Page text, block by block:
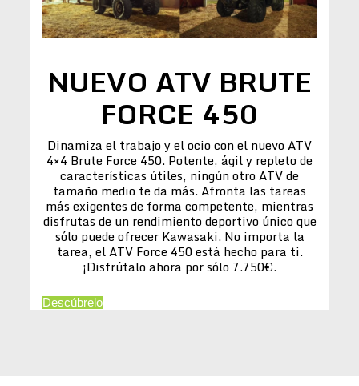
NUEVO ATV BRUTE
FORCE 450
Dinamiza el trabajo y el ocio con el nuevo ATV
4×4 Brute Force 450. Potente, ágil y repleto de
características útiles, ningún otro ATV de
tamaño medio te da más. Afronta las tareas
más exigentes de forma competente, mientras
disfrutas de un rendimiento deportivo único que
sólo puede ofrecer Kawasaki. No importa la
tarea, el ATV Force 450 está hecho para ti.
¡Disfrútalo ahora por sólo 7.750€.
Descúbrelo